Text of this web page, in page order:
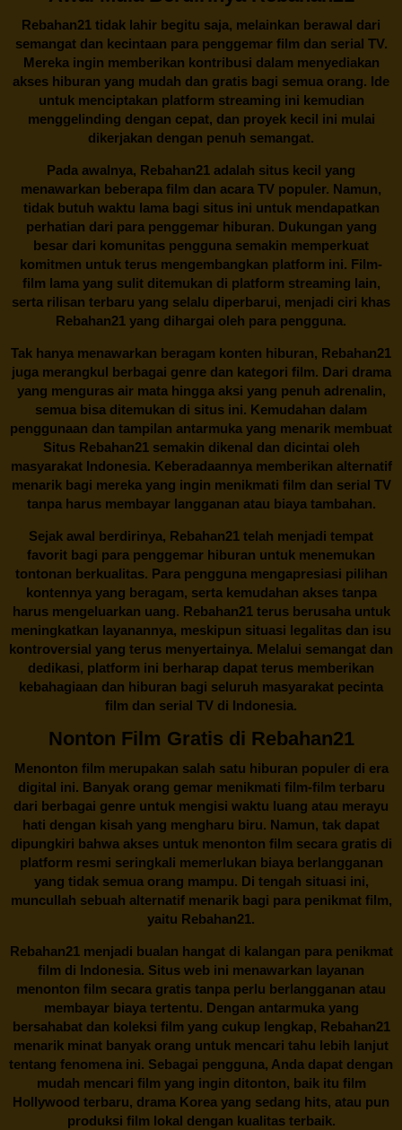
Rebahan21 tidak lahir begitu saja, melainkan berawal dari
semangat dan kecintaan para penggemar film dan serial TV.
Mereka ingin memberikan kontribusi dalam menyediakan
akses hiburan yang mudah dan gratis bagi semua orang. Ide
untuk menciptakan platform streaming ini kemudian
menggelinding dengan cepat, dan proyek kecil ini mulai
dikerjakan dengan penuh semangat.
Pada awalnya, Rebahan21 adalah situs kecil yang
menawarkan beberapa film dan acara TV populer. Namun,
tidak butuh waktu lama bagi situs ini untuk mendapatkan
perhatian dari para penggemar hiburan. Dukungan yang
besar dari komunitas pengguna semakin memperkuat
komitmen untuk terus mengembangkan platform ini. Film-
film lama yang sulit ditemukan di platform streaming lain,
serta rilisan terbaru yang selalu diperbarui, menjadi ciri khas
Rebahan21 yang dihargai oleh para pengguna.
Tak hanya menawarkan beragam konten hiburan, Rebahan21
juga merangkul berbagai genre dan kategori film. Dari drama
yang menguras air mata hingga aksi yang penuh adrenalin,
semua bisa ditemukan di situs ini. Kemudahan dalam
penggunaan dan tampilan antarmuka yang menarik membuat
Situs Rebahan21semakin dikenal dan dicintai oleh
masyarakat Indonesia. Keberadaannya memberikan alternatif
menarik bagi mereka yang ingin menikmati film dan serial TV
tanpa harus membayar langganan atau biaya tambahan.
Sejak awal berdirinya, Rebahan21 telah menjadi tempat
favorit bagi para penggemar hiburan untuk menemukan
tontonan berkualitas. Para pengguna mengapresiasi pilihan
kontennya yang beragam, serta kemudahan akses tanpa
harus mengeluarkan uang. Rebahan21terus berusaha untuk
meningkatkan layanannya, meskipun situasi legalitas dan isu
kontroversial yang terus menyertainya. Melalui semangat dan
dedikasi, platform ini berharap dapat terus memberikan
kebahagiaan dan hiburan bagi seluruh masyarakat pecinta
film dan serial TV di Indonesia.
Nonton Film Gratis di Rebahan21
Menonton film merupakan salah satu hiburan populer di era
digital ini. Banyak orang gemar menikmati film-film terbaru
dari berbagai genre untuk mengisi waktu luang atau merayu
hati dengan kisah yang mengharu biru. Namun, tak dapat
dipungkiri bahwa akses untuk menonton film secara gratis di
platform resmi seringkali memerlukan biaya berlangganan
yang tidak semua orang mampu. Di tengah situasi ini,
muncullah sebuah alternatif menarik bagi para penikmat film,
yaitu Rebahan21.
Rebahan21menjadi bualan hangat di kalangan para penikmat
film di Indonesia. Situs web ini menawarkan layanan
menonton film secara gratis tanpa perlu berlangganan atau
membayar biaya tertentu. Dengan antarmuka yang
bersahabat dan koleksi film yang cukup lengkap, Rebahan21
menarik minat banyak orang untuk mencari tahu lebih lanjut
tentang fenomena ini. Sebagai pengguna, Anda dapat dengan
mudah mencari film yang ingin ditonton, baik itu film
Hollywood terbaru, drama Korea yang sedang hits, atau pun
produksi film lokal dengan kualitas terbaik.